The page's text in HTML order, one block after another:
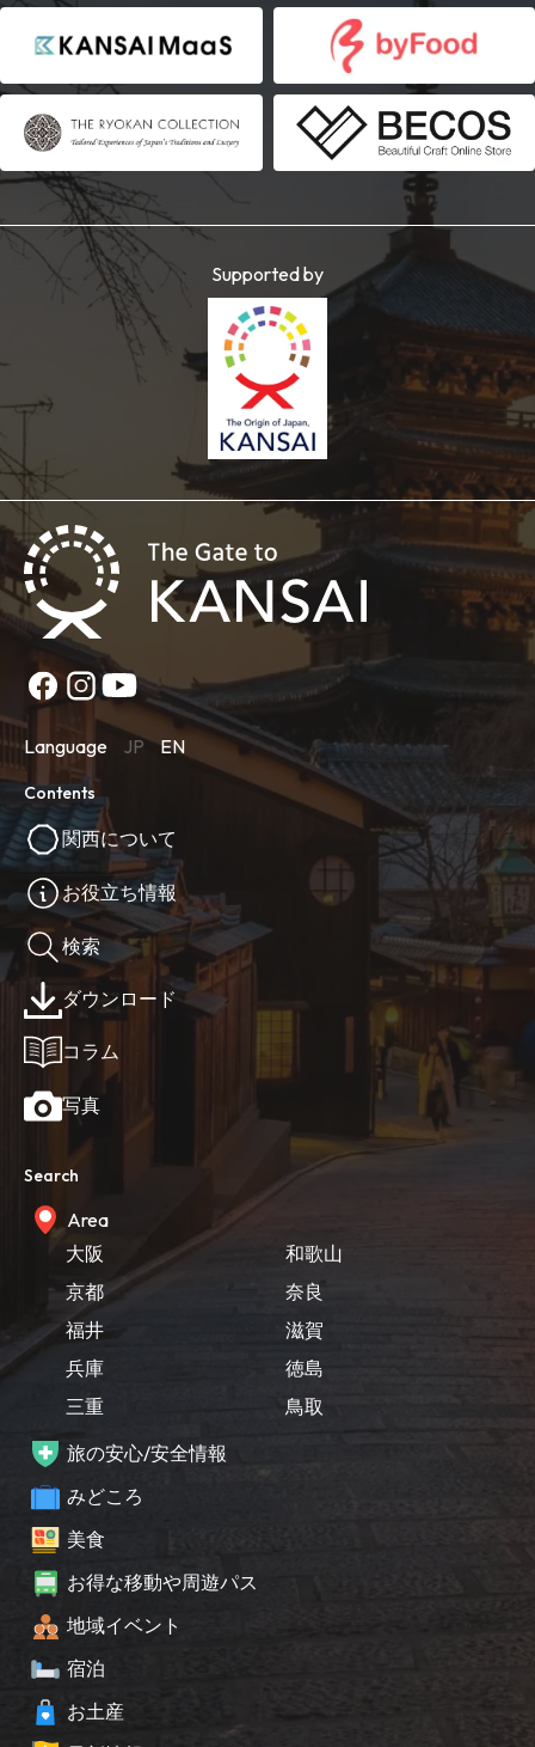
Supported by
Language JP EN
Contents
関西について
お役立ち情報
検索
ダウンロード
コラム
写真
Search
Area
大阪
京都
福井
兵庫
三重
和歌山
奈良
滋賀
徳島
鳥取
旅の安心/安全情報
みどころ
美食
お得な移動や周遊パス
地域イベント
宿泊
お土産